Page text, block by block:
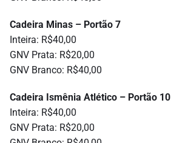
Cadeira Minas – Portão 7
Inteira: R$40,00
GNV Prata: R$20,00
GNV Branco: R$40,00
Cadeira Ismênia Atlético – Portão 10
Inteira: R$40,00
GNV Prata: R$20,00